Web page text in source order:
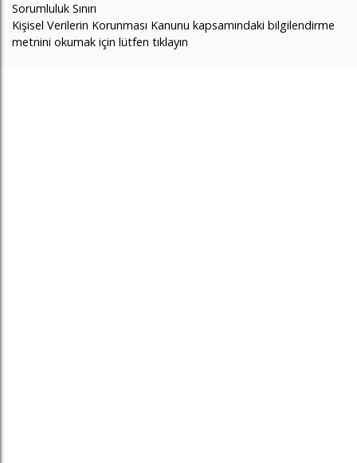
Sorumluluk Sınırı
Kişisel Verilerin Korunması Kanunu kapsamındaki bilgilendirme
metnini okumak için lütfen tıklayın